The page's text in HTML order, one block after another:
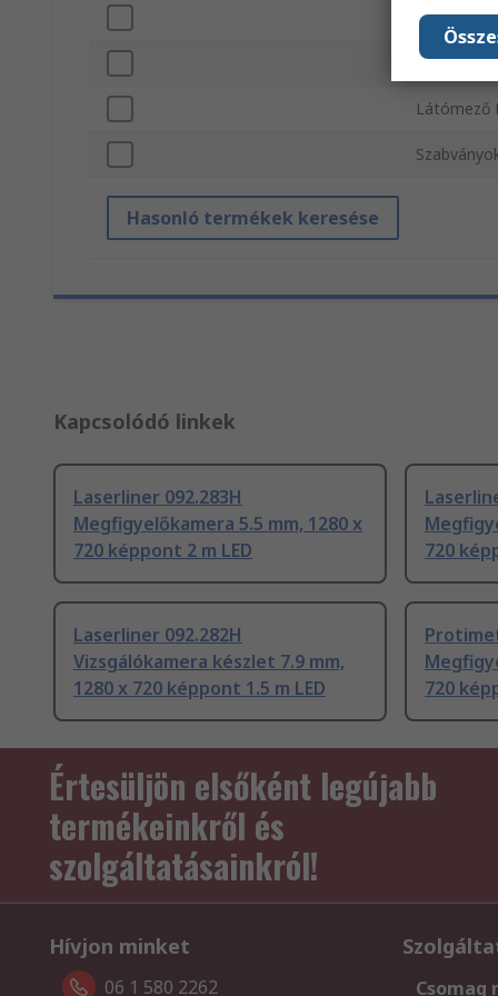
Minimális
Szonda
Látómező
Hasonló termékek keresése
Kapcsolódó linkek
Laserliner 092.283H
Megfigyelőkamera 5.5 mm, 1280 x
720 képpont 2 m LED
720
Laserliner 092.282H
Vizsgálókamera készlet 7.9 mm,
1280 x 720 képpont 1.5 m LED
720
Értesüljön elsőként legújabb
termékeinkről és
szolgáltatásainkról!
Hívjon minket
06 1 580 2262 Csomag